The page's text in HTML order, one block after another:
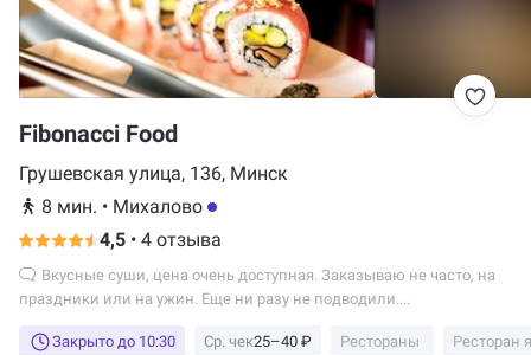
Fibonacci Food
Грушевская улица, 136, Минск
8 мин. • Михалово
4,5 • 4 отзыва
праздники или на ужин. Еще ни разу не подводили....
Закрыто до 10:30 Ср. чек25–40 ₽ Рестораны Ресторан